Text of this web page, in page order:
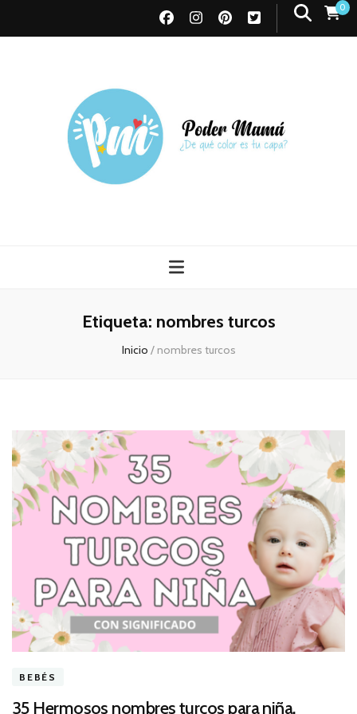
0
Etiqueta: nombres turcos
Inicio / nombres turcos
BEBÉS
35 Hermosos nombres turcos para niña.